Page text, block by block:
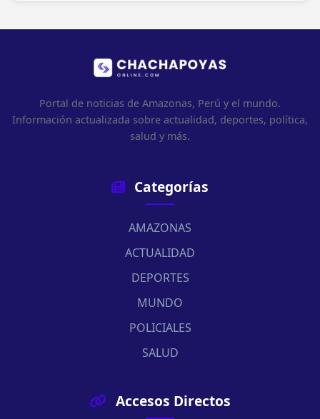
Portal de noticias de Amazonas, Perú y el mundo.
Información actualizada sobre actualidad, deportes, política,
salud y más.
Categorías
AMAZONAS
ACTUALIDAD
DEPORTES
MUNDO
POLICIALES
SALUD
Accesos Directos